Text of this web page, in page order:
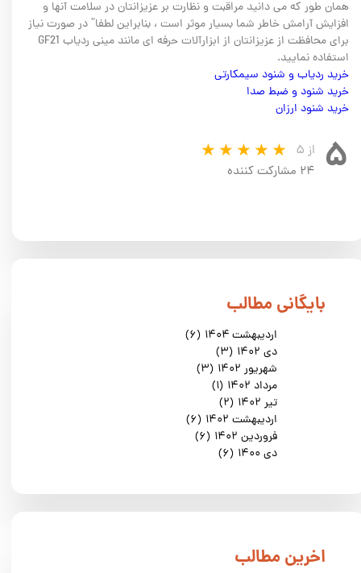
همان طور که می دانید مراقبت و نظارت بر عزیزانتان در سلامت آنها و
افزایش آرامش خاطر شما بسیار موثر است ، بنابراین لطفا” در صورت نیاز
برای محافظت از عزیزانتان از ابزارآلات حرفه ای مانند مینی ردیاب GF21
استفاده نمایید.
خرید ردیاب و شنود سیمکارتی
خرید شنود و ضبط صدا
خرید شنود ارزان
۵ از ۵
۲۴ مشارکت کننده
اردیبهشت ۱۴۰۴
(۶)
دی ۱۴۰۲
(۳)
شهریور ۱۴۰۲
(۳)
مرداد ۱۴۰۲
(۱)
تیر ۱۴۰۲
(۲)
اردیبهشت ۱۴۰۲
(۶)
فروردین ۱۴۰۲
(۶)
دی ۱۴۰۰
(۶)
​بایگانی مطالب
​اخرین مطالب